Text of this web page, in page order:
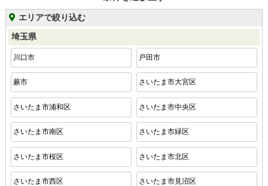
エリアで絞り込む
埼玉県
川口市 戸田市
蕨市 さいたま市大宮区
さいたま市浦和区 さいたま市中央区
さいたま市南区 さいたま市緑区
さいたま市桜区 さいたま市北区
さいたま市西区 さいたま市見沼区